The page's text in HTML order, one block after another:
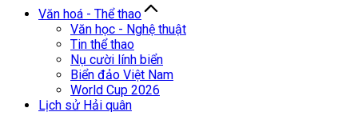
Văn hoá - Thể thao
Văn học - Nghệ thuật
Tin thể thao
Nụ cười lính biển
Biển đảo Việt Nam
World Cup 2026
Lịch sử Hải quân